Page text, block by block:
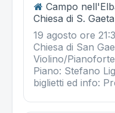
Campo
Chiesa di S.
19 agosto ore
Chiesa di San
Violino/
Piano: Stefano
biglietti ed info: